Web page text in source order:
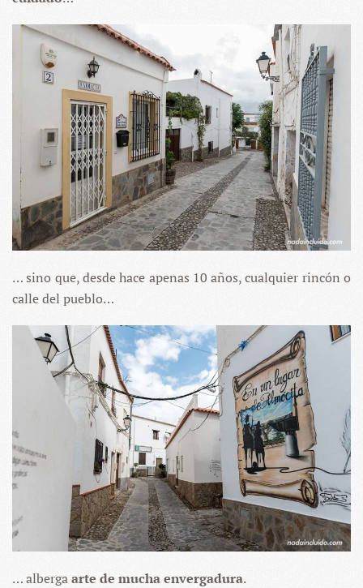
… sino que, desde hace apenas 10 años, cualquier rincón o
calle del pueblo…
… albergaarte de mucha envergadura.